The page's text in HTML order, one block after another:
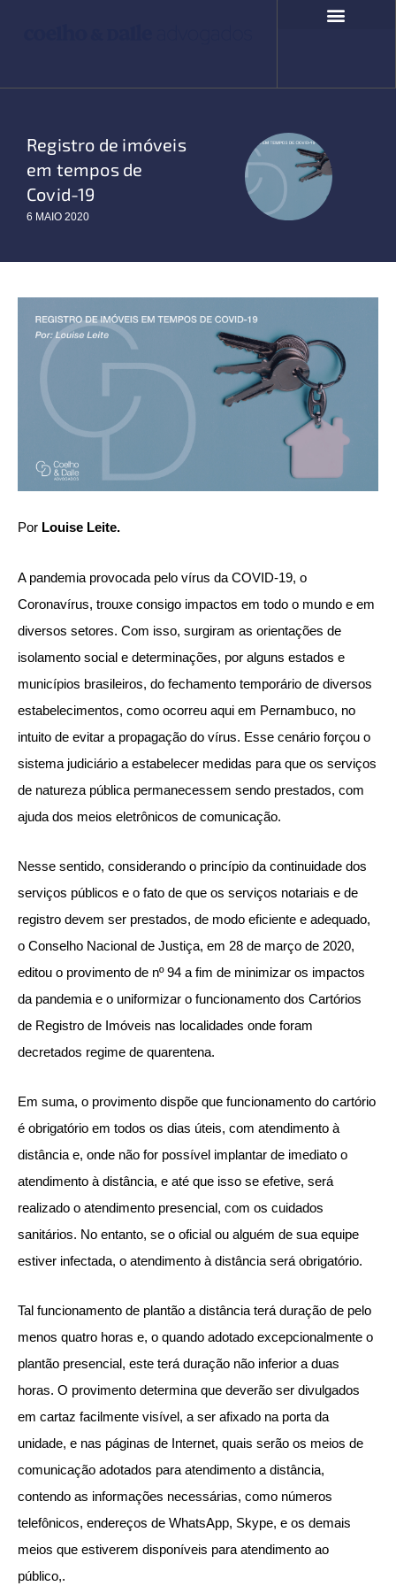
Registro de imóveis
em tempos de
Covid-19
6 MAIO 2020
Por Louise Leite.
A pandemia provocada pelo vírus da COVID-19, o
Coronavírus, trouxe consigo impactos em todo o mundo e em
diversos setores. Com isso, surgiram as orientações de
isolamento social e determinações, por alguns estados e
municípios brasileiros, do fechamento temporário de diversos
estabelecimentos, como ocorreu aqui em Pernambuco, no
intuito de evitar a propagação do vírus. Esse cenário forçou o
sistema judiciário a estabelecer medidas para que os serviços
de natureza pública permanecessem sendo prestados, com
ajuda dos meios eletrônicos de comunicação.
Nesse sentido, considerando o princípio da continuidade dos
serviços públicos e o fato de que os serviços notariais e de
registro devem ser prestados, de modo eficiente e adequado,
o Conselho Nacional de Justiça, em 28 de março de 2020,
editou o provimento de nº 94 a fim de minimizar os impactos
da pandemia e o uniformizar o funcionamento dos Cartórios
de Registro de Imóveis nas localidades onde foram
decretados regime de quarentena.
Em suma, o provimento dispõe que funcionamento do cartório
é obrigatório em todos os dias úteis, com atendimento à
distância e, onde não for possível implantar de imediato o
atendimento à distância, e até que isso se efetive, será
realizado o atendimento presencial, com os cuidados
sanitários. No entanto, se o oficial ou alguém de sua equipe
estiver infectada, o atendimento à distância será obrigatório.
Tal funcionamento de plantão a distância terá duração de pelo
menos quatro horas e, o quando adotado excepcionalmente o
plantão presencial, este terá duração não inferior a duas
horas. O provimento determina que deverão ser divulgados
em cartaz facilmente visível, a ser afixado na porta da
unidade, e nas páginas de Internet, quais serão os meios de
comunicação adotados para atendimento a distância,
contendo as informações necessárias, como números
telefônicos, endereços de WhatsApp, Skype, e os demais
meios que estiverem disponíveis para atendimento ao
público,.